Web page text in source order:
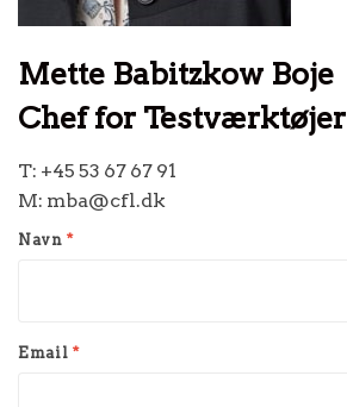
Mette Babitzkow Boje
Chef for Testværktøjer
T: +45 53 67 67 91
M: mba@cfl.dk
Navn*
Email *